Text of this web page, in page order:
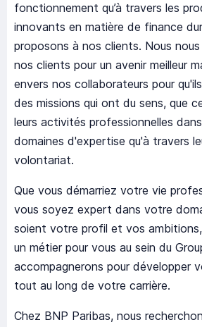
fonctionnement qu’à travers les
innovants en matière de finance
proposons à nos clients. Nous
nos clients pour un avenir meilleur
envers nos collaborateurs pour
des missions qui ont du sens, que
leurs activités professionnelles
domaines d'expertise qu'à travers
volontariat.
Que vous démarriez votre vie
vous soyez expert dans votre
soient votre profil et vos
un métier pour vous au sein du
accompagnerons pour développer
tout au long de votre carrière.
Chez BNP Paribas, nous